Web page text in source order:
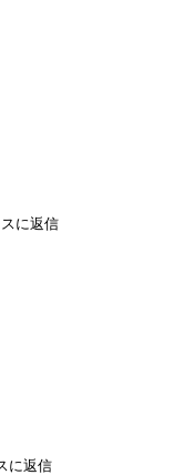
に返信
に返信